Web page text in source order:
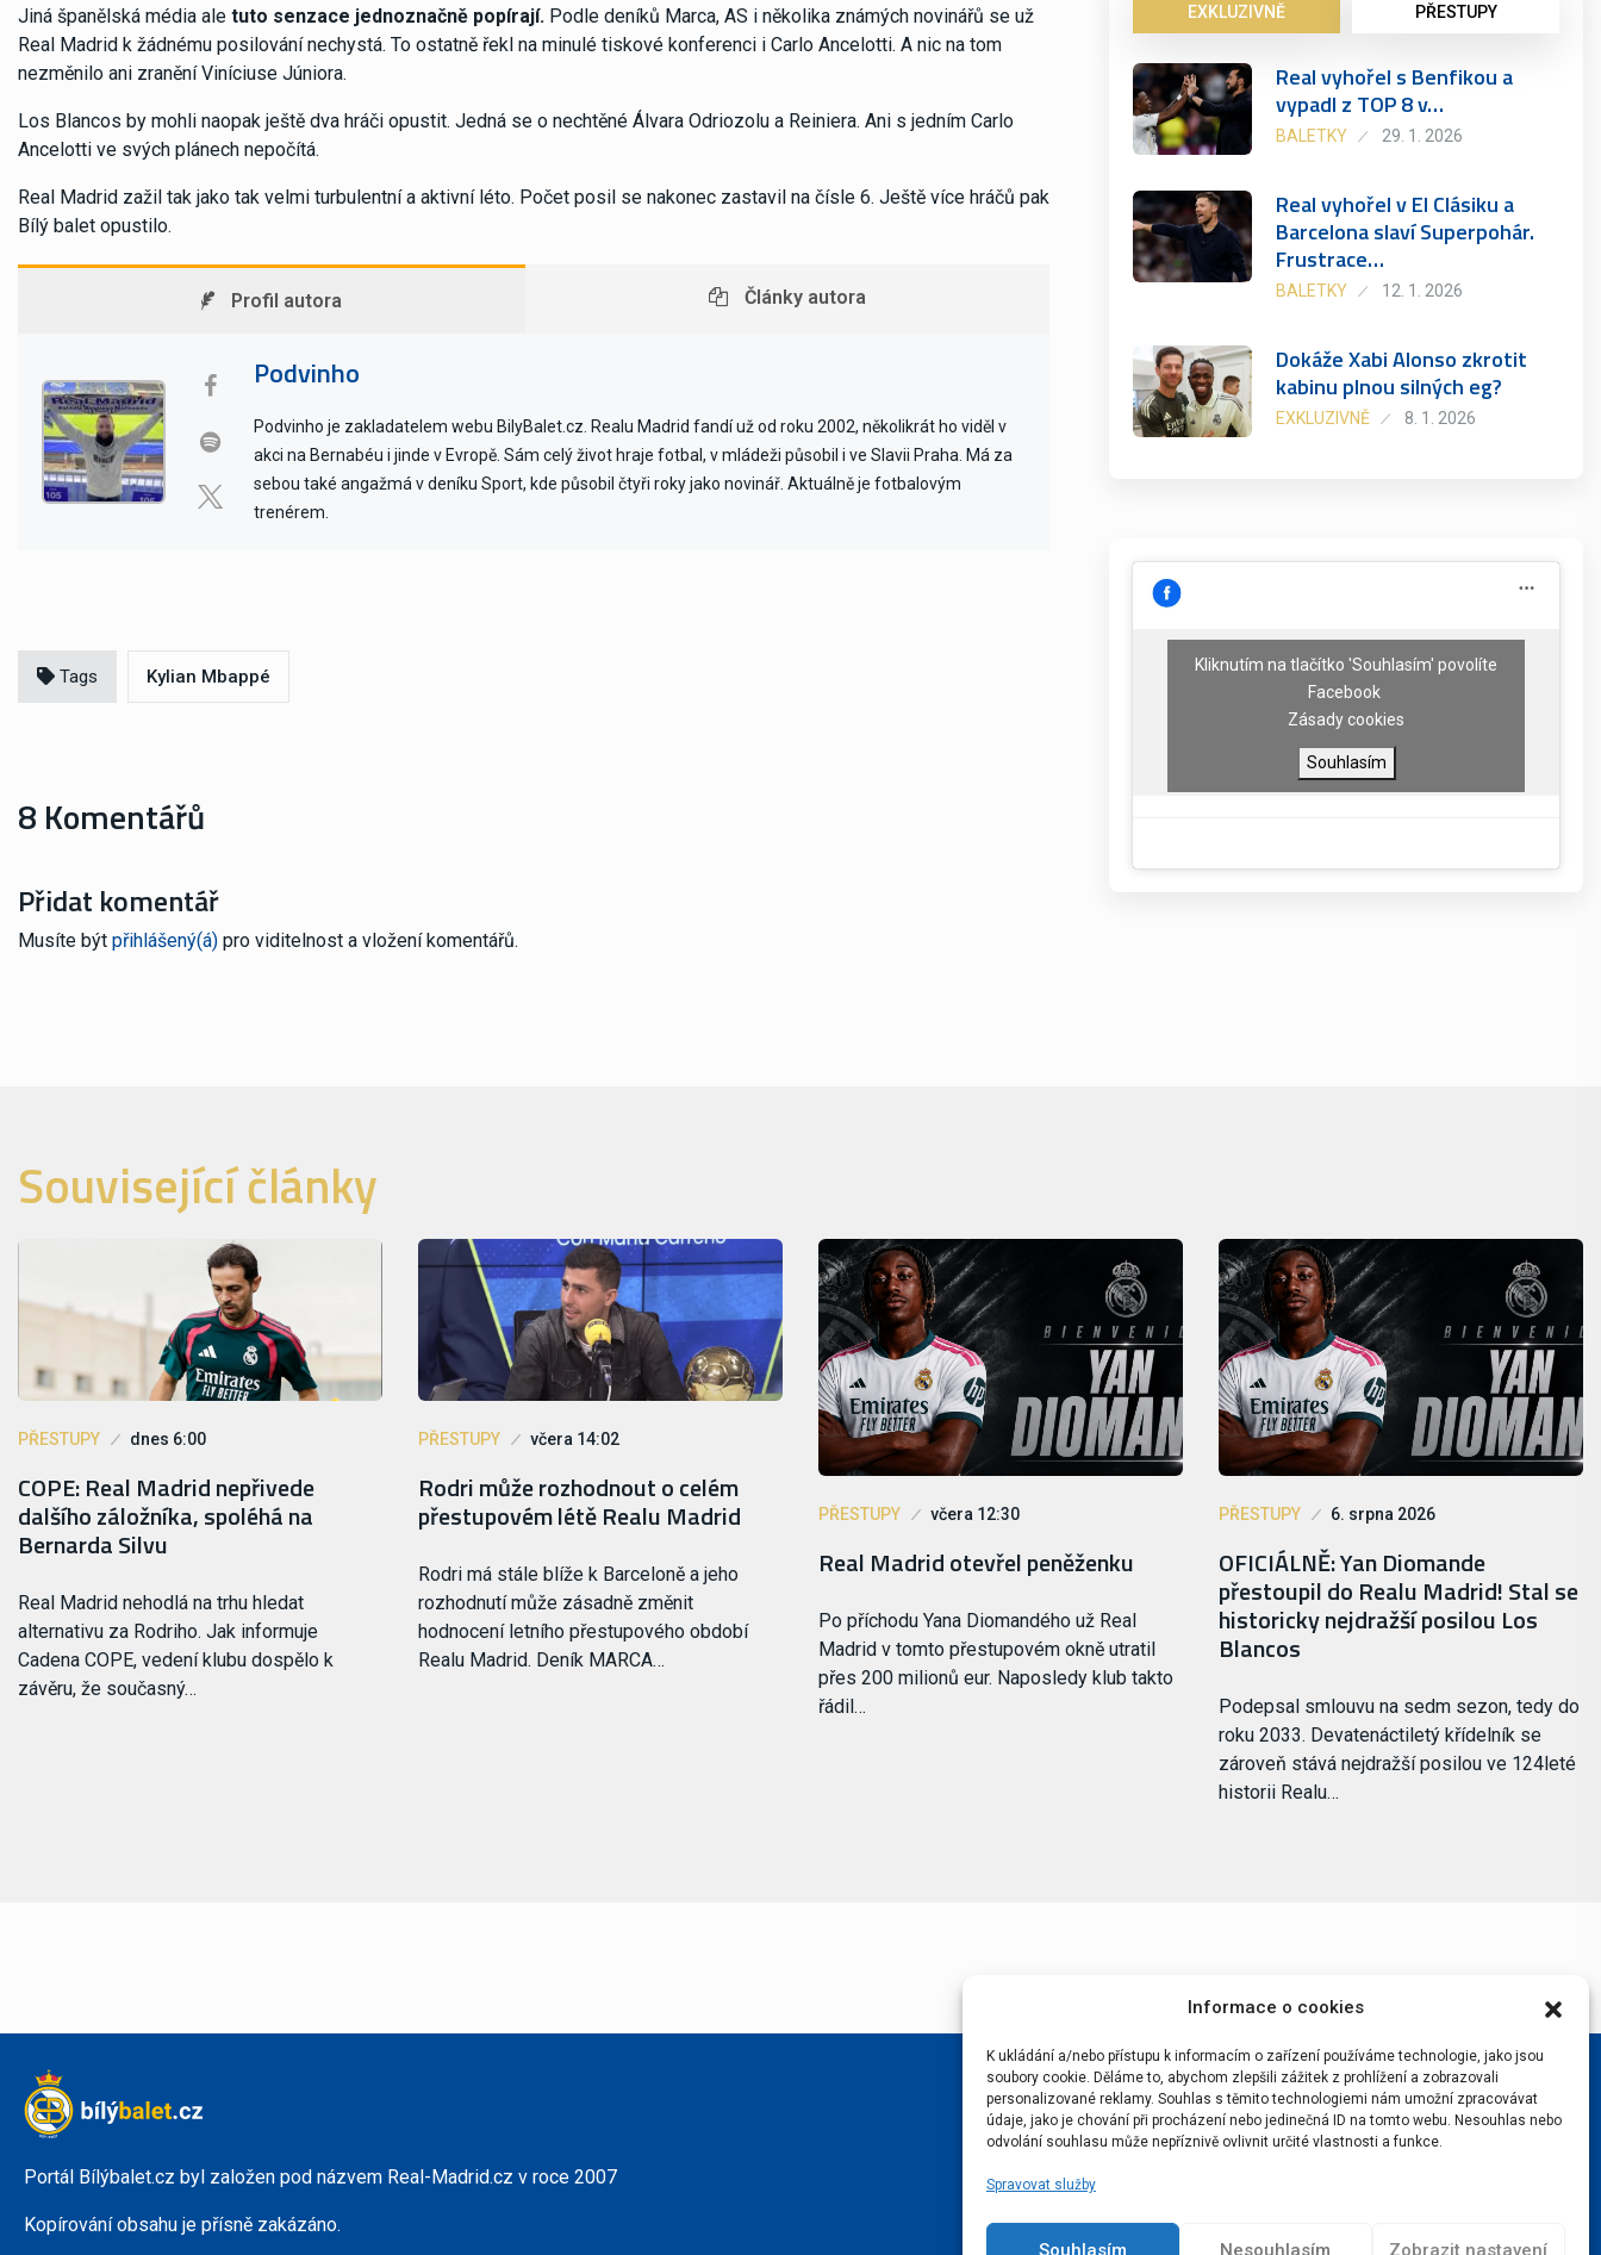
Informace o cookies
K ukládání a/nebo přístupu k informacím o zařízení používáme technologie, jako jsou
soubory cookie. Děláme to, abychom zlepšili zážitek z prohlížení a zobrazovali
personalizované reklamy. Souhlas s těmito technologiemi nám umožní zpracovávat
údaje, jako je chování při procházení nebo jedinečná ID na tomto webu. Nesouhlas nebo
odvolání souhlasu může nepříznivě ovlivnit určité vlastnosti a funkce.
Spravovat služby
Souhlasím Nesouhlasím Zobrazit nastavení
Jiná španělská média ale tuto senzace jednoznačně popírají. Podle deníků Marca, AS i několika známých novinářů se už
Real Madrid k žádnému posilování nechystá. To ostatně řekl na minulé tiskové konferenci i Carlo Ancelotti. A nic na tom
nezměnilo ani zranění Viníciuse Júniora.
Los Blancos by mohli naopak ještě dva hráči opustit. Jedná se o nechtěné Álvara Odriozolu a Reiniera. Ani s jedním Carlo
Ancelotti ve svých plánech nepočítá.
Real Madrid zažil tak jako tak velmi turbulentní a aktivní léto. Počet posil se nakonec zastavil na čísle 6. Ještě více hráčů pak
Bílý balet opustilo.
Profil autora Články autora
Podvinho
Podvinho je zakladatelem webu BilyBalet.cz. Realu Madrid fandí už od roku 2002, několikrát ho viděl v
akci na Bernabéu i jinde v Evropě. Sám celý život hraje fotbal, v mládeži působil i ve Slavii Praha. Má za
sebou také angažmá v deníku Sport, kde působil čtyři roky jako novinář. Aktuálně je fotbalovým
trenérem.
Tags Kylian Mbappé
8 Komentářů
Přidat komentář
Musíte být přihlášený(á) pro viditelnost a vložení komentářů.
EXKLUZIVNĚ PŘESTUPY
Real vyhořel s Benfikou a
vypadl z TOP 8 v…
BALETKY 29. 1. 2026
Real vyhořel v El Clásiku a
Barcelona slaví Superpohár.
Frustrace…
BALETKY 12. 1. 2026
Dokáže Xabi Alonso zkrotit
kabinu plnou silných eg?
EXKLUZIVNĚ 8. 1. 2026
Kliknutím na tlačítko 'Souhlasím' povolíte
Facebook
Zásady cookies
Souhlasím
Související články
PŘESTUPY dnes 6:00
COPE: Real Madrid nepřivede
dalšího záložníka, spoléhá na
Bernarda Silvu
Real Madrid nehodlá na trhu hledat
alternativu za Rodriho. Jak informuje
Cadena COPE, vedení klubu dospělo k
závěru, že současný…
PŘESTUPY včera 14:02
Rodri může rozhodnout o celém
přestupovém létě Realu Madrid
Rodri má stále blíže k Barceloně a jeho
rozhodnutí může zásadně změnit
hodnocení letního přestupového období
Realu Madrid. Deník MARCA…
PŘESTUPY včera 12:30
Real Madrid otevřel peněženku
Po příchodu Yana Diomandého už Real
Madrid v tomto přestupovém okně utratil
přes 200 milionů eur. Naposledy klub takto
řádil…
PŘESTUPY 6. srpna 2026
OFICIÁLNĚ: Yan Diomande
přestoupil do Realu Madrid! Stal se
historicky nejdražší posilou Los
Blancos
Podepsal smlouvu na sedm sezon, tedy do
roku 2033. Devatenáctiletý křídelník se
zároveň stává nejdražší posilou ve 124leté
historii Realu…
Portál Bílýbalet.cz byl založen pod názvem Real-Madrid.cz v roce 2007
Kopírování obsahu je přísně zakázáno.